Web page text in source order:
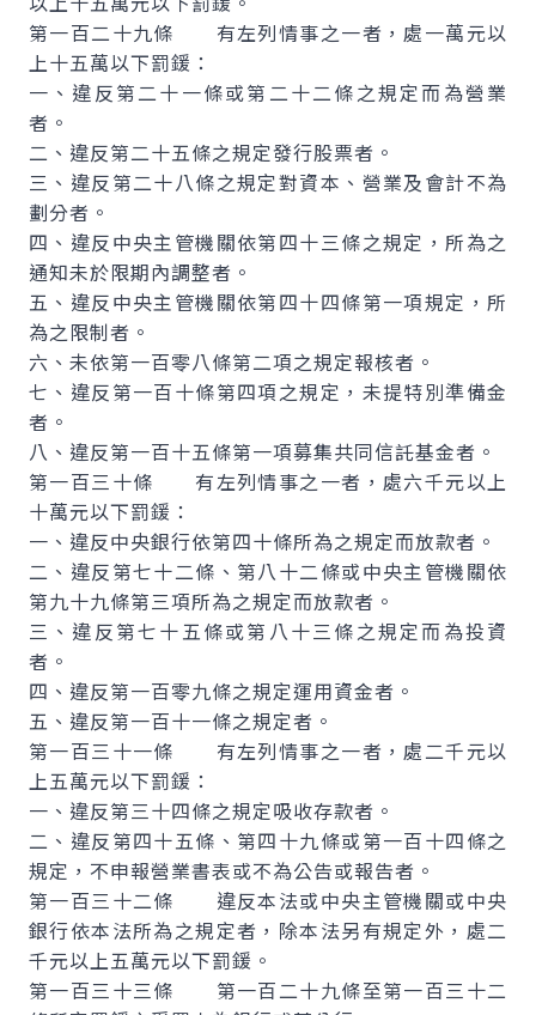
第一百二十九條 有左列情事之一者，處一萬元以
上十五萬以下罰鍰：
一、違反第二十一條或第二十二條之規定而為營業
者。
二、違反第二十五條之規定發行股票者。
三、違反第二十八條之規定對資本、營業及會計不為
劃分者。
四、違反中央主管機關依第四十三條之規定，所為之
通知未於限期內調整者。
五、違反中央主管機關依第四十四條第一項規定，所
為之限制者。
六、未依第一百零八條第二項之規定報核者。
七、違反第一百十條第四項之規定，未提特別準備金
者。
八、違反第一百十五條第一項募集共同信託基金者。
第一百三十條 有左列情事之一者，處六千元以上
十萬元以下罰鍰：
一、違反中央銀行依第四十條所為之規定而放款者。
二、違反第七十二條、第八十二條或中央主管機關依
第九十九條第三項所為之規定而放款者。
三、違反第七十五條或第八十三條之規定而為投資
者。
四、違反第一百零九條之規定運用資金者。
五、違反第一百十一條之規定者。
第一百三十一條 有左列情事之一者，處二千元以
上五萬元以下罰鍰：
一、違反第三十四條之規定吸收存款者。
二、違反第四十五條、第四十九條或第一百十四條之
規定，不申報營業書表或不為公告或報告者。
第一百三十二條 違反本法或中央主管機關或中央
銀行依本法所為之規定者，除本法另有規定外，處二
千元以上五萬元以下罰鍰。
第一百三十三條 第一百二十九條至第一百三十二